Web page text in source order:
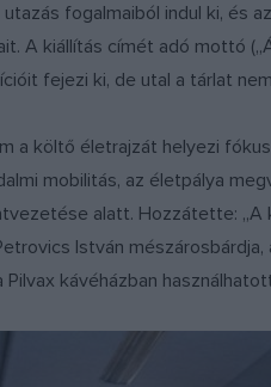
fogalmaiból indul ki, és
A kiállítás címét adó mottó
fejezi ki, de utal a tárlat
a költő életrajzát helyezi
mobilitás, az életpálya
alatt. Hozzátette: „A
István
Pilvax kávéházban